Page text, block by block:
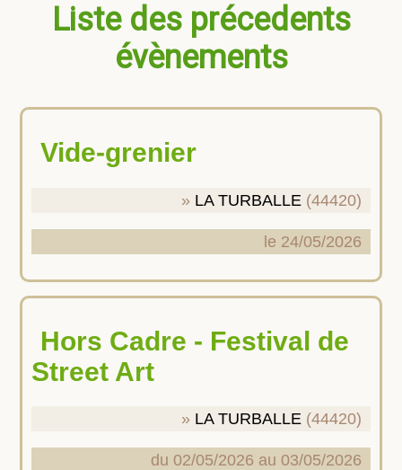
Liste des précedents
évènements
Vide-grenier
LA TURBALLE (44420)
le 24/05/2026
Hors Cadre - Festival de
Street Art
LA TURBALLE (44420)
du 02/05/2026 au 03/05/2026